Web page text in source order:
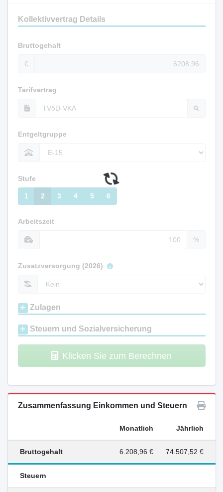
Kollektivvertrag Details
Bruttogehalt
€
Tarifvertrag
Entgeltgruppe
Stufe
1 2 3 4 5 6
Arbeitszeit
%
Zusatzversorgung (2026)
Zulagen
Steuern und Sozialversicherung
Klicken Sie zum Berechnen
Zusammenfassung Einkommen und Steuern
Monatlich Jährlich
Bruttogehalt 6.208,96 € 74.507,52 €
Steuern